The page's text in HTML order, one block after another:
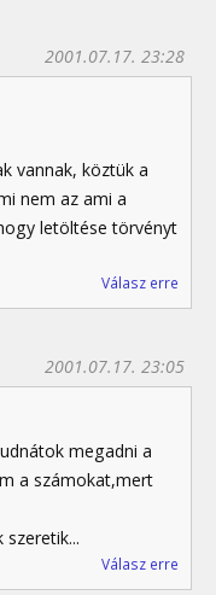
2001.07.17. 23:28
vannak, köztük a
nem az ami a
letöltése törvényt
Válasz erre
2001.07.17. 23:05
megadni a
a számokat,mert
Válasz erre